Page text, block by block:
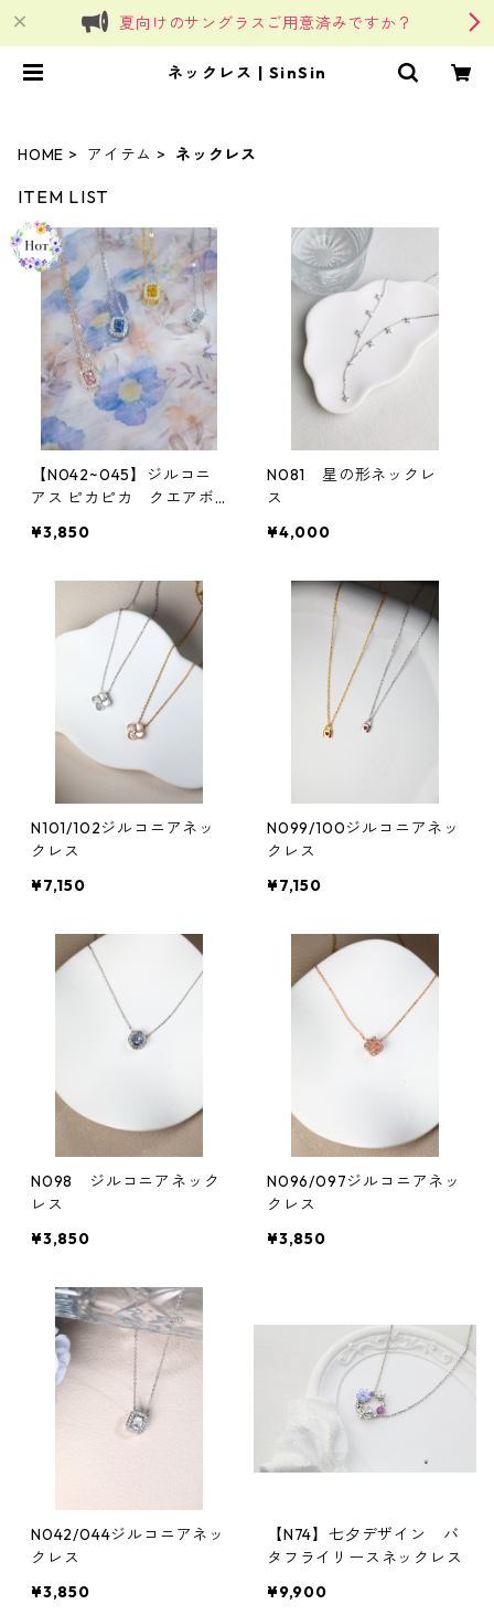
夏向けのサングラスご用意済みですか？
ネックレス | SinSin
HOME アイテム ネックレス
ITEM LIST
【N042~045】ジルコニ
アス ピカピカ クエアボ
rs)*SinSin
¥3,850
N081 星の形ネックレ
ス
¥4,000
N101/102ジルコニアネッ
クレス
¥7,150
N099/100ジルコニアネッ
クレス
¥7,150
N098 ジルコニアネック
レス
¥3,850
N096/097ジルコニアネッ
クレス
¥3,850
N042/044ジルコニアネッ
クレス
¥3,850
【N74】七夕デザイン バ
タフライリースネックレス
¥9,900